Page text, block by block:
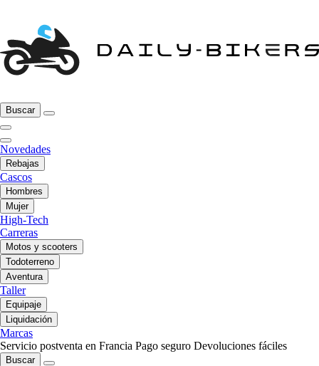
Buscar
Novedades
Rebajas
Cascos
Hombres
Mujer
High-Tech
Carreras
Motos y scooters
Todoterreno
Aventura
Taller
Equipaje
Liquidación
Marcas
Servicio postventa en Francia Pago seguro Devoluciones fáciles
Buscar